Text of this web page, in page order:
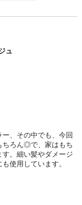
ュ
、その中でも、今回
ちろん◎で、家はもち
。細い髪やダメージ
使用しています。